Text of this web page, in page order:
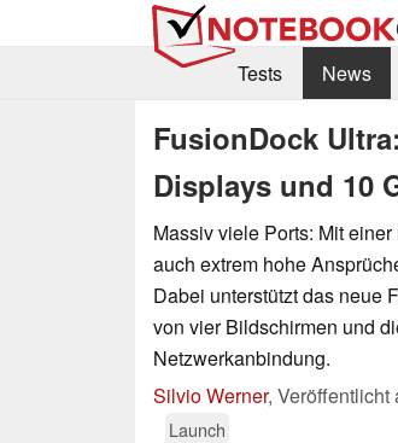
Tests
News
FusionDock
Displays und 10
Massiv viele Ports: Mit
auch extrem hohe
Dabei unterstützt das neue
von vier Bildschirmen und
Netzwerkanbindung.
Silvio Werner, Veröffentlicht
Launch